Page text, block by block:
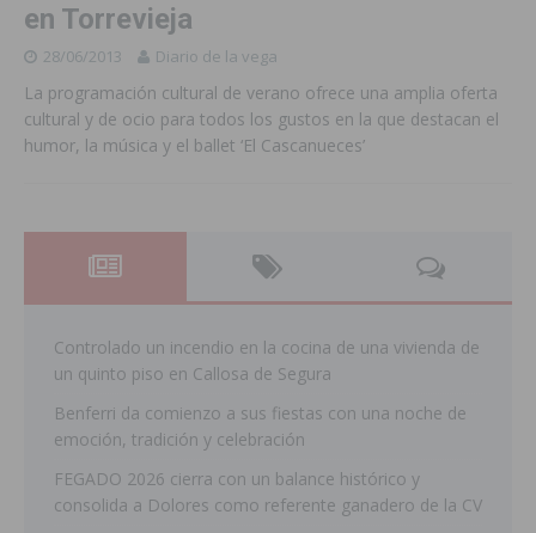
en Torrevieja
28/06/2013 Diario de la vega
La programación cultural de verano ofrece una amplia oferta
cultural y de ocio para todos los gustos en la que destacan el
humor, la música y el ballet ‘El Cascanueces’
Controlado un incendio en la cocina de una vivienda de
un quinto piso en Callosa de Segura
Benferri da comienzo a sus fiestas con una noche de
emoción, tradición y celebración
FEGADO 2026 cierra con un balance histórico y
consolida a Dolores como referente ganadero de la CV